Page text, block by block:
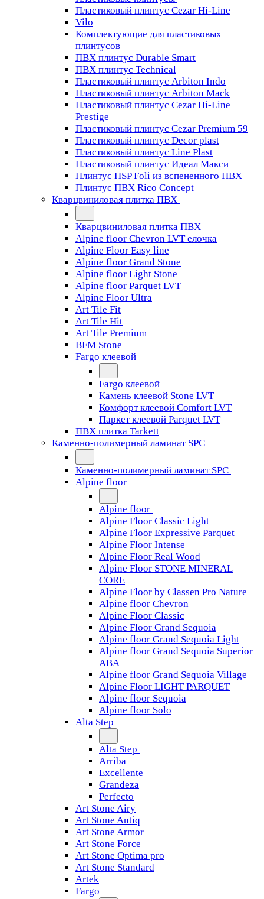
Пластиковый плинтус Cezar Hi-Line
Vilo
Комплектующие для пластиковых
плинтусов
ПВХ плинтус Durable Smart
ПВХ плинтус Technical
Пластиковый плинтус Arbiton Indo
Пластиковый плинтус Arbiton Mack
Пластиковый плинтус Cezar Hi-Line
Prestige
Пластиковый плинтус Cezar Premium 59
Пластиковый плинтус Decor plast
Пластиковый плинтус Line Plast
Пластиковый плинтус Идеал Макси
Плинтус HSP Foli из вспененного ПВХ
Плинтус ПВХ Rico Concept
Кварцвиниловая плитка ПВХ
Кварцвиниловая плитка ПВХ
Alpine floor Chevron LVT елочка
Alpine Floor Easy line
Alpine floor Grand Stone
Alpine floor Light Stone
Alpine floor Parquet LVT
Alpine Floor Ultra
Art Tile Fit
Art Tile Hit
Art Tile Premium
BFM Stone
Fargo клеевой
Fargo клеевой
Камень клеевой Stone LVT
Комфорт клеевой Comfort LVT
Паркет клеевой Parquet LVT
ПВХ плитка Tarkett
Каменно-полимерный ламинат SPC
Каменно-полимерный ламинат SPC
Alpine floor
Alpine floor
Alpine Floor Classic Light
Alpine Floor Expressive Parquet
Alpine Floor Intense
Alpine Floor Real Wood
Alpine Floor STONE MINERAL
CORE
Alpine Floor by Classen Pro Nature
Alpine floor Chevron
Alpine Floor Classic
Alpine Floor Grand Sequoia
Alpine floor Grand Sequoia Light
Alpine floor Grand Sequoia Superior
ABA
Alpine floor Grand Sequoia Village
Alpine Floor LIGHT PARQUET
Alpine floor Sequoia
Alpine floor Solo
Alta Step
Alta Step
Arriba
Excellente
Grandeza
Perfecto
Art Stone Airy
Art Stone Antiq
Art Stone Armor
Art Stone Force
Art Stone Optima pro
Art Stone Standard
Artek
Fargo